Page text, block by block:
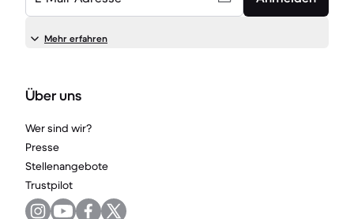
Mehr erfahren
Über uns
Wer sind wir?
Presse
Stellenangebote
Trustpilot